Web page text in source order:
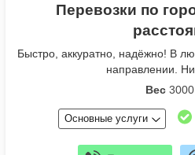
Перевозки по
Быстро, аккуратно, надёжно! В
направлении.
Вес3000
Основные услуги